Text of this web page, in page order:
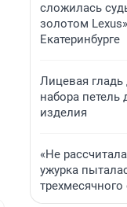
сложилась
золотом
Екатеринбурге
Лицевая гладь
набора петель
изделия
«Не
ужурка